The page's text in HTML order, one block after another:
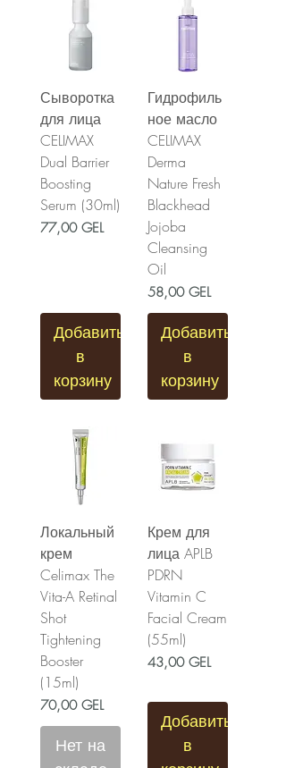
Сыворотка
для лица
CELIMAX
Dual Barrier
Boosting
Serum (30ml)
Цена
77,00 GEL
Добавить
в
корзину
Гидрофиль
ное масло
CELIMAX
Derma
Nature Fresh
Blackhead
Jojoba
Cleansing
Oil
Цена
58,00 GEL
Добавить
в
корзину
Локальный
крем
Celimax The
Vita-A Retinal
Shot
Tightening
Booster
(15ml)
Цена
70,00 GEL
Нет на
Крем для
лица APLB
PDRN
Vitamin C
Facial Cream
(55ml)
Цена
43,00 GEL
Добавить
в